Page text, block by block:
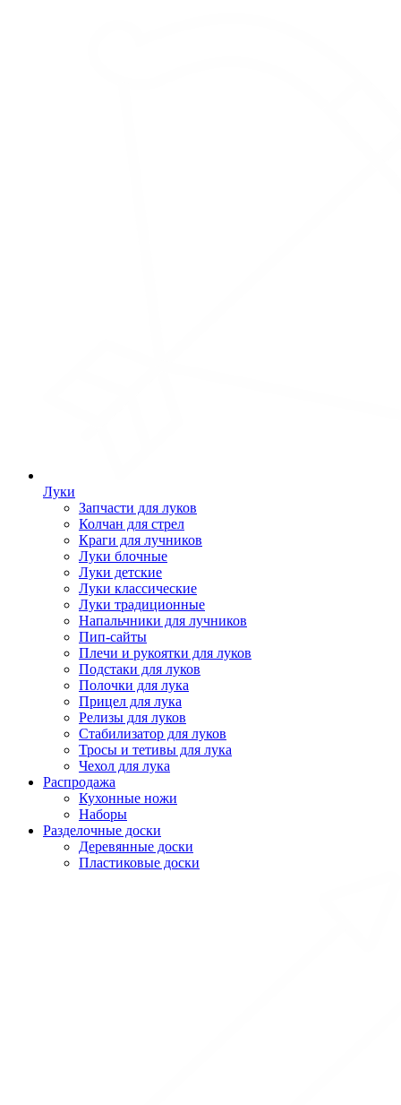
Луки
Запчасти для луков
Колчан для стрел
Краги для лучников
Луки блочные
Луки детские
Луки классические
Луки традиционные
Напальчники для лучников
Пип-сайты
Плечи и рукоятки для луков
Подстаки для луков
Полочки для лука
Прицел для лука
Релизы для луков
Стабилизатор для луков
Тросы и тетивы для лука
Чехол для лука
Распродажа
Кухонные ножи
Наборы
Разделочные доски
Деревянные доски
Пластиковые доски